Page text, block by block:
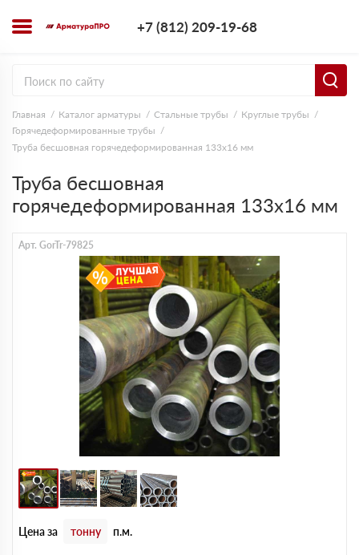
+7 (812) 209-19-68
Главная Каталог арматуры Стальные трубы
Круглые трубы
Горячедеформированные трубы
Труба бесшовная горячедеформированная 133х16 мм
Труба бесшовная
горячедеформированная 133х16 мм
Арт. GorTr-79825
Цена за тонну п.м.